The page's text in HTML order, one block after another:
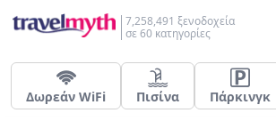
7,258,491 ξενοδοχεία
σε 60 κατηγορίες
Δωρεάν WiFi Πισίνα Πάρκινγκ